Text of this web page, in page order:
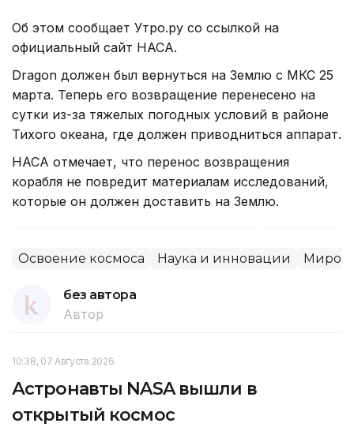
Об этом сообщает Утро.ру со ссылкой на
официальный сайт НАСА.
Dragon должен был вернуться на Землю с МКС 25
марта. Теперь его возвращение перенесено на
сутки из-за тяжелых погодных условий в районе
Тихого океана, где должен приводниться аппарат.
НАСА отмечает, что перенос возвращения
корабля не повредит материалам исследований,
которые он должен доставить на Землю.
Освоение космоса Наука и инновации
без автора
Автор
10:38, 07 Августа 2026
Астронавты NASA вышли в
открытый космос